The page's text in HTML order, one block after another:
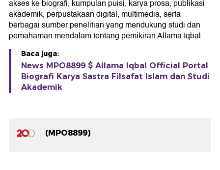
akses ke biografi, kumpulan puisi, karya prosa, publikasi
akademik, perpustakaan digital, multimedia, serta
berbagai sumber penelitian yang mendukung studi dan
pemahaman mendalam tentang pemikiran Allama Iqbal.
Baca juga:
News MPO8899 $ Allama Iqbal Official Portal
Biografi Karya Sastra Filsafat Islam dan Studi
Akademik
(MPO8899)